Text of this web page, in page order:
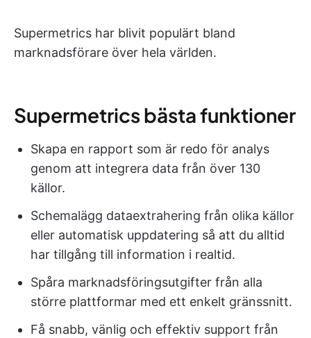
Supermetrics har blivit populärt bland
marknadsförare över hela världen.
Supermetrics bästa funktioner
Skapa en rapport som är redo för analys
genom att integrera data från över 130
källor.
Schemalägg dataextrahering från olika källor
eller automatisk uppdatering så att du alltid
har tillgång till information i realtid.
Spåra marknadsföringsutgifter från alla
större plattformar med ett enkelt gränssnitt.
Få snabb, vänlig och effektiv support från